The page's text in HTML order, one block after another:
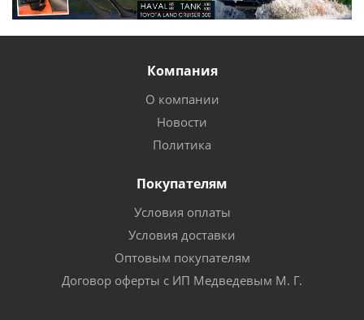
Компания
О компании
Новости
Политика
Покупателям
Условия оплаты
Условия доставки
Оптовым покупателям
Договор оферты с ИП Медведевым М. Г.